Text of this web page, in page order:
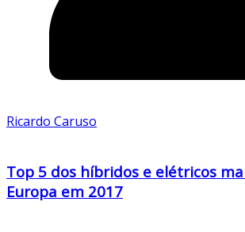
Ricardo Caruso
Top 5 dos híbridos e elétricos
Europa em 2017